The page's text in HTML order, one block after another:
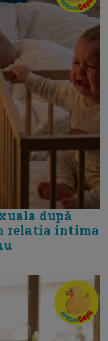
după
relatia intima